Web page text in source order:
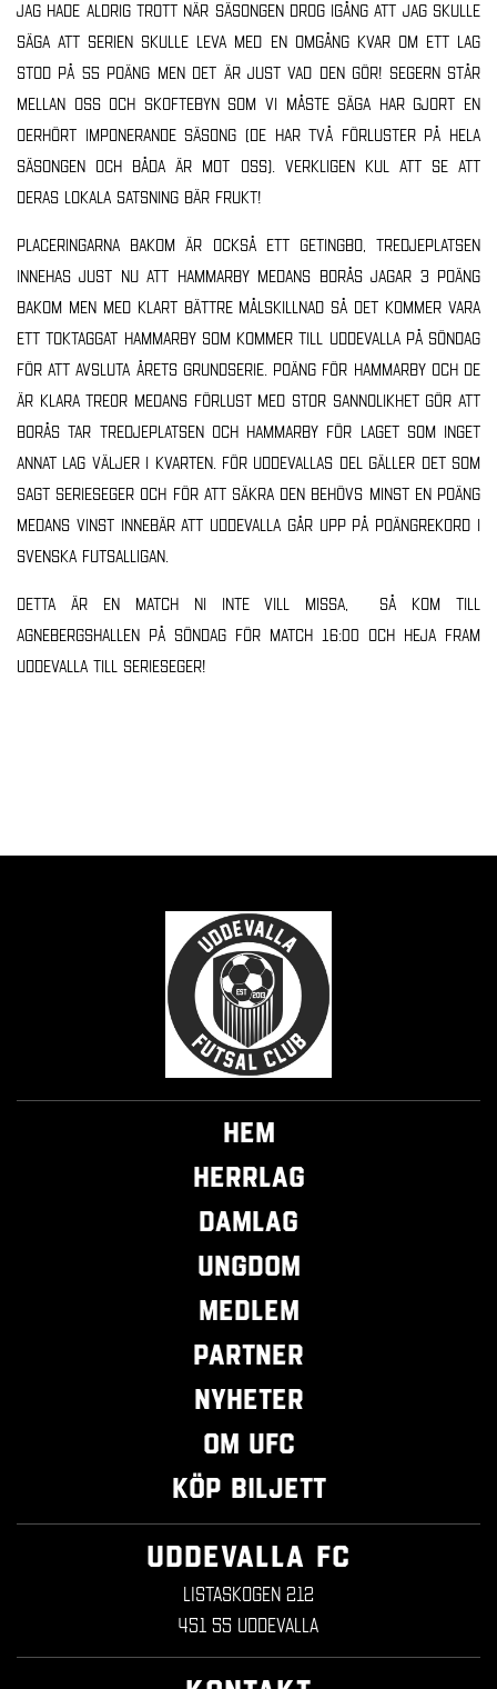
Jag hade aldrig trott när säsongen drog igång att jag skulle
säga att serien skulle leva med en omgång kvar om ett lag
stod på 55 poäng men det är just vad den gör! Segern står
mellan oss och Skoftebyn som vi måste säga har gjort en
oerhört imponerande säsong (de har två förluster på hela
säsongen och båda är mot oss). Verkligen kul att se att
deras lokala satsning bär frukt!
Placeringarna bakom är också ett getingbo, tredjeplatsen
innehas just nu att Hammarby medans Borås jagar 3 poäng
bakom men med klart bättre målskillnad så det kommer vara
ett toktaggat Hammarby som kommer till Uddevalla på söndag
för att avsluta årets grundserie. Poäng för Hammarby och de
är klara treor medans förlust med stor sannolikhet gör att
Borås tar tredjeplatsen och Hammarby för laget som inget
annat lag väljer i kvarten. För Uddevallas del gäller det som
sagt serieseger och för att säkra den behövs minst en poäng
medans vinst innebär att Uddevalla går upp på poängrekord i
Svenska Futsalligan.
Detta är en match ni inte vill missa, så kom till
Agnebergshallen på söndag för match 16:00 och heja fram
Uddevalla till serieseger!
Hem
Herrlag
Damlag
Ungdom
Medlem
Partner
Nyheter
Om UFC
Köp biljett
UDDEVALLA FC
Listaskogen 212
451 55 Uddevalla